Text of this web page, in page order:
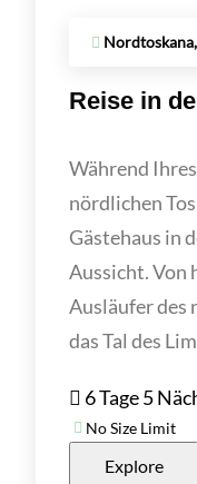
Reise in
Während
nördlichen
Gästehaus in
Aussicht. Von
Ausläufer des
das Tal des
6 Tage 5
No Size Limit
Explore